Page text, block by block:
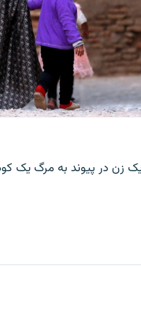
یک زن در پیوند به مرگ یک